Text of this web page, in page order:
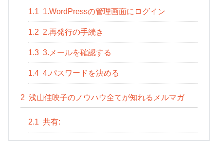
1.1 1.WordPressの管理画面にログイン
1.2 2.再発行の手続き
1.3 3.メールを確認する
1.4 4.パスワードを決める
2 浅山佳映子のノウハウ全てが知れるメルマガ
2.1 共有: